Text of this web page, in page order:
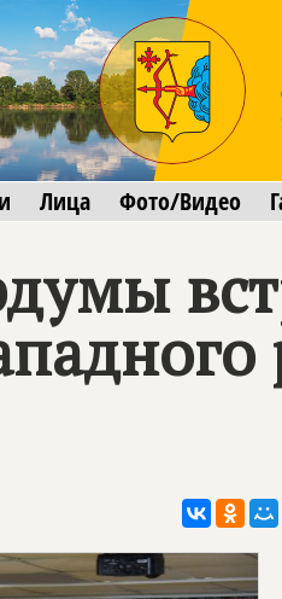
Лица Фото/Видео